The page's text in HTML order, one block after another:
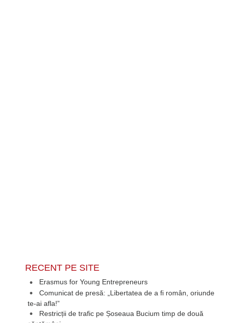
RECENT PE SITE
Erasmus for Young Entrepreneurs
Comunicat de presă: „Libertatea de a fi român, oriunde
te-ai afla!”
Restricții de trafic pe Șoseaua Bucium timp de două